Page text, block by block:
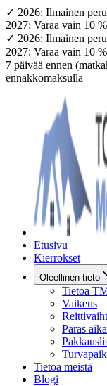
✓ 2026: Ilmainen
2027: Varaa vain 10
✓ 2026: Ilmainen
2027: Varaa vain 10
7 päivää ennen
ennakkomaksulla
Etusivu
Kierrokset
Oleellinen tieto
Tietoa
Vaikeus
Paras
Tietoa meistä
Blogi